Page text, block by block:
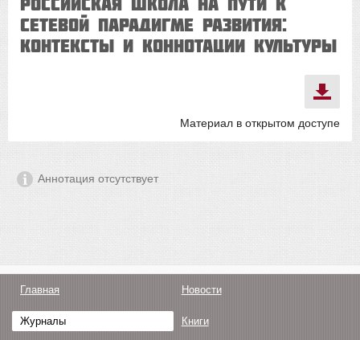
сетевой парадигме развития:
контексты и коннотации культуры
Материал в открытом доступе
Аннотация отсутствует
Главная Новости
Журналы Книги